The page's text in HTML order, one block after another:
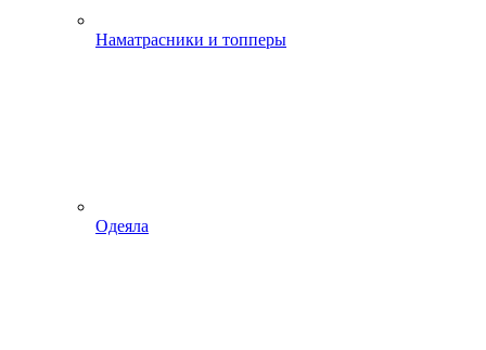
Наматрасники и топперы
Одеяла